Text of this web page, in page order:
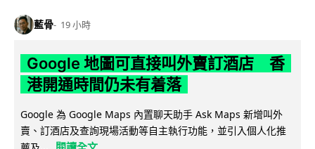
藍骨 19 小時
Google 地圖可直接叫外賣訂酒店 香
港開通時間仍未有着落
Google 為 Google Maps 內置聊天助手 Ask Maps 新增叫外
賣、訂酒店及查詢現場活動等自主執行功能，並引入個人化推